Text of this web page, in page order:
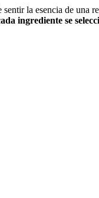
la esencia de una
ingrediente se